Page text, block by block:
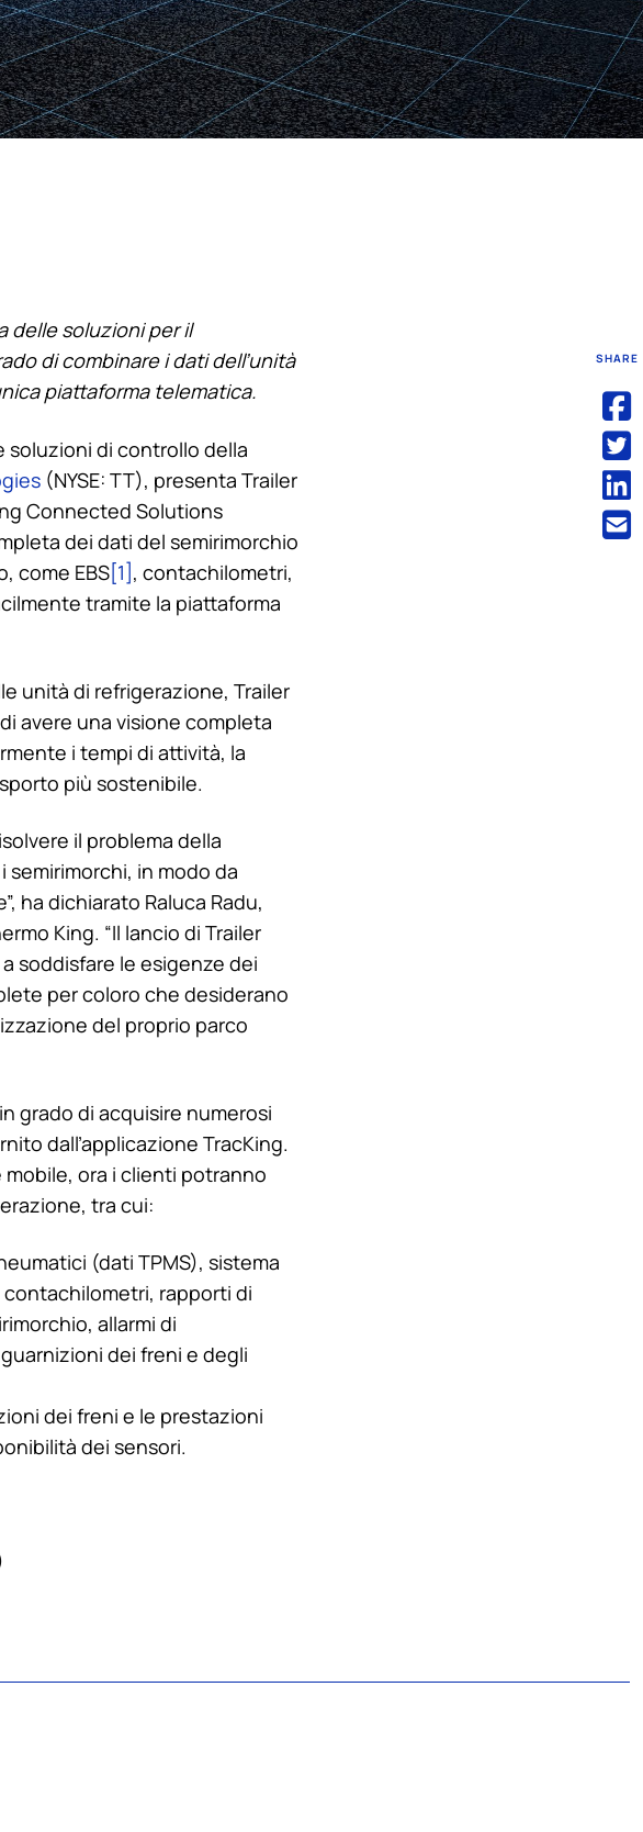
SHARE
delle soluzioni per il
di combinare i dati dell’unità
piattaforma telematica.
soluzioni di controllo della
(NYSE: TT), presenta Trailer
Connected Solutions
dei dati del semirimorchio
come EBS[1], contachilometri,
tramite la piattaforma
unità di refrigerazione, Trailer
avere una visione completa
i tempi di attività, la
più sostenibile.
il problema della
in modo da
ha dichiarato Raluca Radu,
King. “Il lancio di Trailer
soddisfare le esigenze dei
per coloro che desiderano
del proprio parco
grado di acquisire numerosi
dall’applicazione TracKing.
ora i clienti potranno
tra cui:
(dati TPMS), sistema
rapporti di
allarmi di
dei freni e degli
dei freni e le prestazioni
dei sensori.